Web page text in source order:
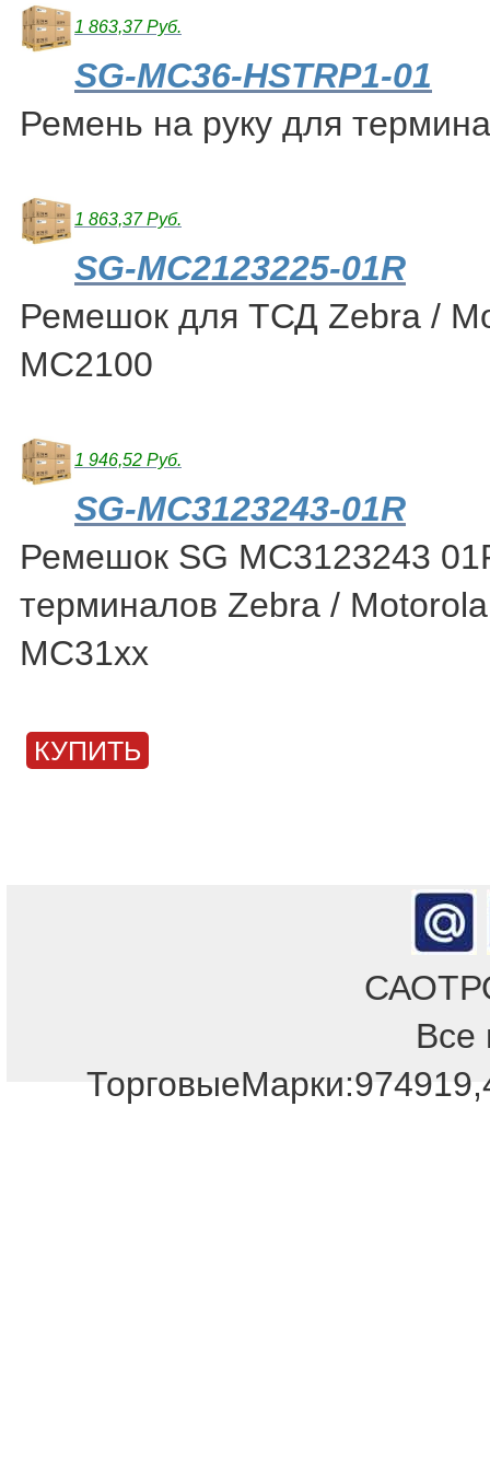
1 863,37 Руб.
SG-MC36-HSTRP1-01
Ремень на руку для
1 863,37 Руб.
SG-MC2123225-01R
Ремешок для ТСД Zebra /
MC2100
1 946,52 Руб.
SG-MC3123243-01R
Ремешок SG MC3123243
терминалов Zebra /
MC31xx
КУПИТЬ
Все